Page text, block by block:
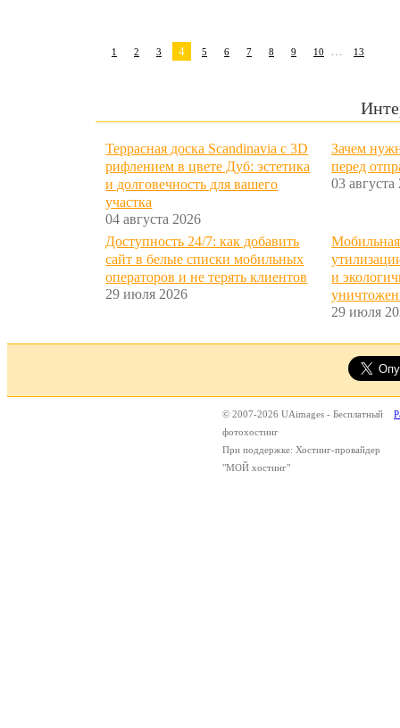
1 2 3 4 5 6 7 8 9 10 … 13
Террасная доска Scandinavia с 3D
рифлением в цвете Дуб: эстетика
и долговечность для вашего
участка
04 августа 2026
Зачем
перед
03 августа
Доступность 24/7: как добавить
сайт в белые списки мобильных
операторов и не терять клиентов
29 июля 2026
Мобильная
и
29 июля
© 2007-2026 UAimages - Бесплатный
фотохостинг
При поддержке: Хостинг-провайдер
"МОЙ хостинг"